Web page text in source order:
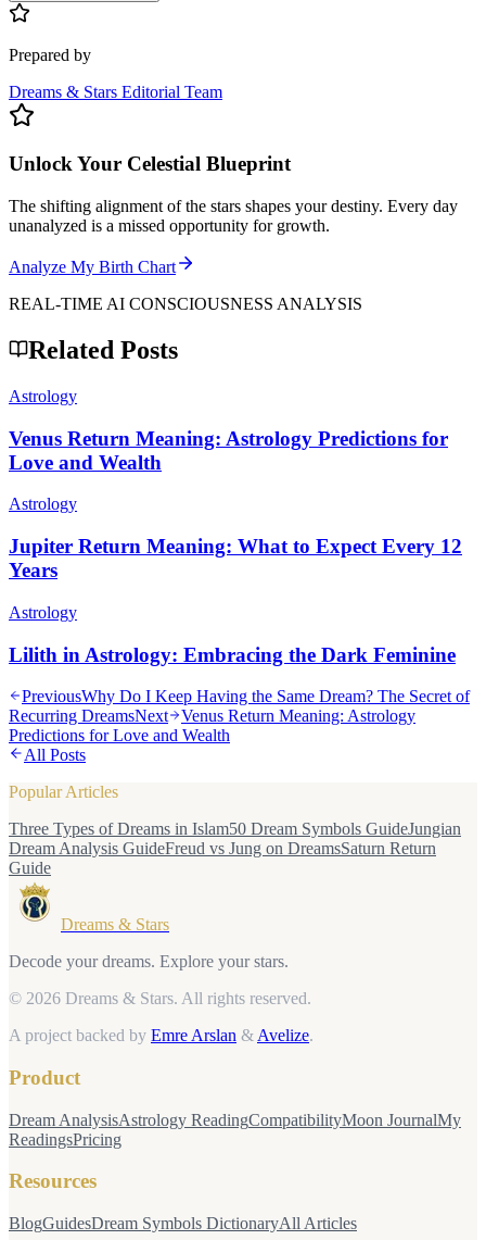
Prepared by
Dreams & Stars Editorial Team
Unlock Your Celestial Blueprint
The shifting alignment of the stars shapes your destiny. Every day
unanalyzed is a missed opportunity for growth.
Analyze My Birth Chart
REAL-TIME AI CONSCIOUSNESS ANALYSIS
Related Posts
Astrology
Venus Return Meaning: Astrology Predictions for
Love and Wealth
Astrology
Jupiter Return Meaning: What to Expect Every 12
Years
Astrology
Lilith in Astrology: Embracing the Dark Feminine
PreviousWhy Do I Keep Having the Same Dream? The Secret of
Recurring DreamsNext
Venus Return Meaning: Astrology
Predictions for Love and Wealth
All Posts
Popular Articles
Three Types of Dreams in Islam50 Dream Symbols GuideJungian
Dream Analysis GuideFreud vs Jung on DreamsSaturn Return
Guide
Dreams & Stars
Decode your dreams. Explore your stars.
© 2026 Dreams & Stars. All rights reserved.
A project backed by Emre Arslan & Avelize.
Product
Dream AnalysisAstrology ReadingCompatibilityMoon JournalMy
ReadingsPricing
Resources
BlogGuidesDream Symbols DictionaryAll Articles